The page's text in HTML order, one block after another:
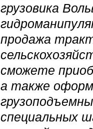
грузовика
продажа
сможете
а также
специальных